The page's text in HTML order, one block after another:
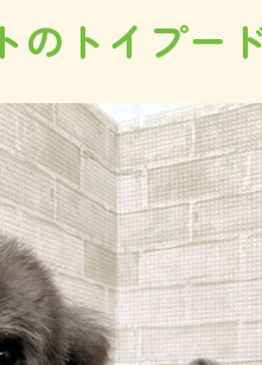
のトイプー